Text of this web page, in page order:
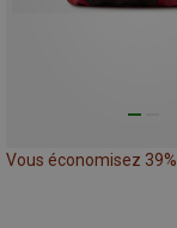
Vous économisez 39%